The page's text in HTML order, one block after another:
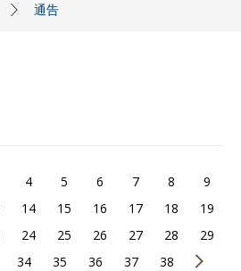
通告
4 5 6 7 8
9
14 15 16 17 18
19
24 25 26 27 28
29
34 35 36 37
38